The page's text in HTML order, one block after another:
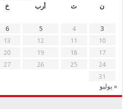
ن
ث أرب خ
3
4
5
6
10
11
12
13
17
18
19
20
24
25
26
27
31
« يوليو